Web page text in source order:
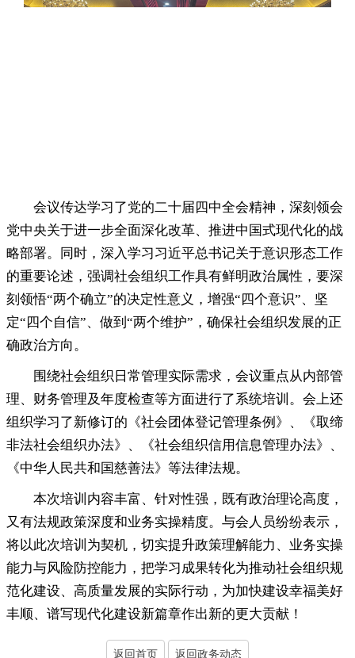
会议传达学习了党的二十届四中全会精神 ， 深刻领会
党中央关于进一步全面深化改革、推进中国式现代化的战
略部署。同时 ， 深入学习习近平总书记关于意识形态工作
的重要论述，强调社会组织工作具有鲜明政治属性 ， 要深
刻领悟“两个确立”的决定性意义，增强“四个意识”、坚
定“四个自信”、做到“两个维护” ， 确保社会组织发展的正
确政治方向。
围绕社会组织日常管理实际需求 ， 会议重点从内部管
理、财务管理及年度检查等方面进行了系统培训。会上还
组织学习了新修订的《社会团体登记管理条例》、《取缔
非法社会组织办法》、《社会组织信用信息管理办法》、
《中华人民共和国慈善法》等法律法规。
本次培训内容丰富、针对性强 ， 既有政治理论高度，
又有法规政策深度和业务实操精度。 与会人员纷纷表示，
将以此次培训为契机 ， 切实提升政策理解能力、业务实操
能力与风险防控能力，把学习成果转化为推动社会组织规
范化建设、高质量发展的实际行动 ， 为加快建设幸福美好
丰顺、谱写现代化建设新篇章作出新的更大贡献！
返回首页 返回政务动态